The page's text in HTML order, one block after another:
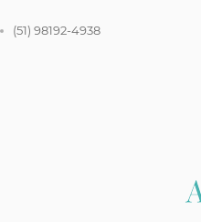
(51) 98192-4938